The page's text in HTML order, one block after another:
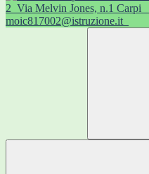
2 Via Melvin Jones, n.1 Carpi
moic817002@istruzione.it